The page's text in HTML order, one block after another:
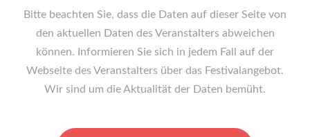
Bitte beachten Sie, dass die Daten auf dieser Seite von
den aktuellen Daten des Veranstalters abweichen
können. Informieren Sie sich in jedem Fall auf der
Webseite des Veranstalters über das Festivalangebot.
Wir sind um die Aktualität der Daten bemüht.